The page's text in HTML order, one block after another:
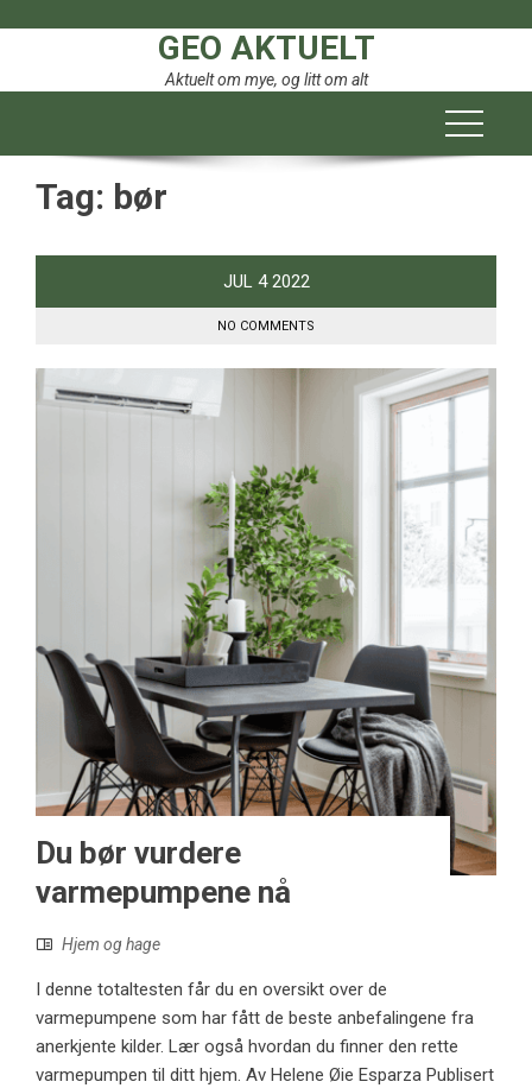
GEO AKTUELT
Aktuelt om mye, og litt om alt
Tag: bør
JUL 4 2022
NO COMMENTS
Du bør vurdere
varmepumpene nå
Hjem og hage
I denne totaltesten får du en oversikt over de
varmepumpene som har fått de beste anbefalingene fra
anerkjente kilder. Lær også hvordan du finner den rette
varmepumpen til ditt hjem. Av Helene Øie Esparza Publisert